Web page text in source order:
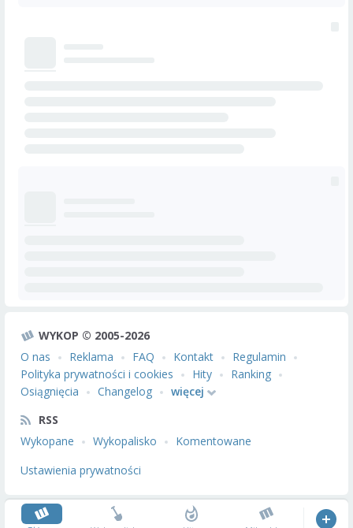
WYKOP © 2005-2026
O nas
Reklama FAQ Kontakt
Regulamin
Polityka prywatności i cookies
Hity
Ranking
Osiągnięcia
Changelog
więcej
RSS
Wykopane
Wykopalisko
Komentowane
Ustawienia prywatności